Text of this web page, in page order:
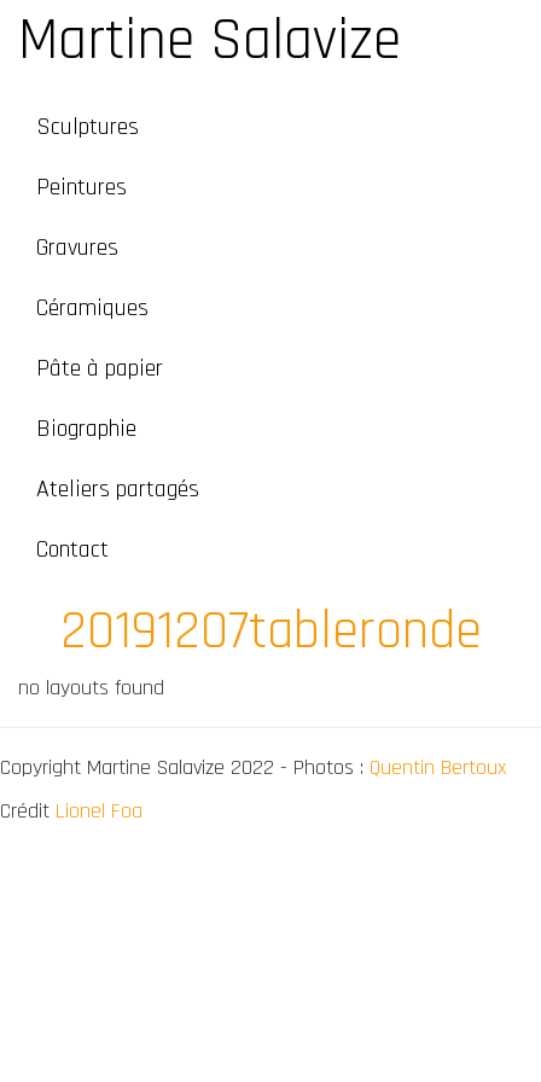
Martine Salavize
Sculptures
Peintures
Gravures
Céramiques
Pâte à papier
Biographie
Ateliers partagés
Contact
20191207tableronde
no layouts found
Copyright Martine Salavize 2022 - Photos : Quentin Bertoux
Crédit Lionel Foa